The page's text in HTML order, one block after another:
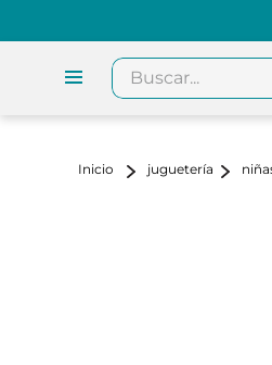
Buscar...
juguetería